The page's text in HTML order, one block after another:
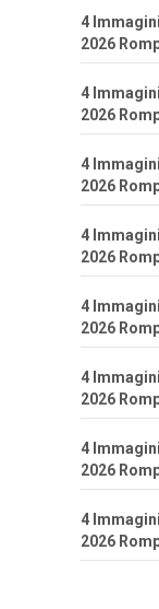
4
2026
4
2026
4
2026
4
2026
4
2026
4
2026
4
2026
4
2026